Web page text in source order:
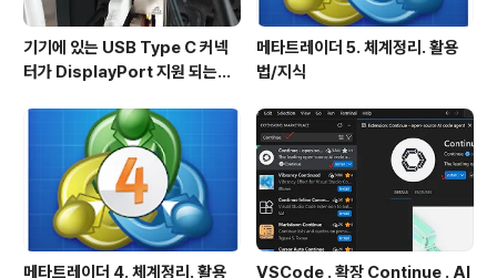
기기에 있는 USB Type C 커넥
터가 DisplayPort 지원 되는지
메타트레이더 5. 체계정리. 활용
법/지식
메타트레이더 4. 체계정리. 활용 VSCode . 확장 Continue . AI